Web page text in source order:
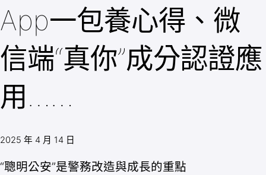
App一包養心得、微
信端“真你”成分認證應
用……
2025 年 4 月 14 日
“聰明公安”是警務改造與成長的重點